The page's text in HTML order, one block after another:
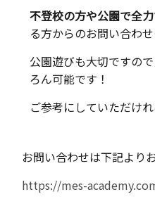
不登校の方や公園で全
る方からのお問い合わ
公園遊びも大切ですの
ろん可能です！
ご参考にしていただけれ
お問い合わせは下記より
https://mes-